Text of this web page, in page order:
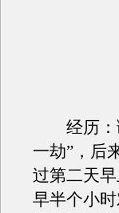
经历：谢
一劫”，后
过第二天
早半个小